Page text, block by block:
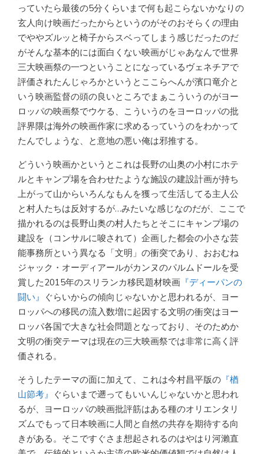
っていたら最後の5分くらいまで何も起こらないかなりの
玄人向け映画だったからというのがそのおそらくの理由
でややズルッと椅子からスベってしまう感じだったのだ
がそんな基本的には面白くない映画がじゃあなんで世界
三大映画祭の一つということになっているヴェネチアで
評価されたんじゃろかというとここらへんが濱口竜介と
いう映画監督の頭の良いところでまぁこういうのがヨー
ロッパの映画祭でウケる、こういうのをヨーロッパの批
評界隈は海外の映画作家に求めるっていうのをわかって
たんでしょうな、と意地の悪い俺は邪推する。
どういう映画かというとこれは長野の山奥の小村にホテ
ルとキャンプ場を合わせたような施設の建設計画が持ち
上がって山からいろんなもんを獲って生活してる主人公
と村人たちは反対するが…みたいな感じなのだが、ここで
描かれるのは長野山奥の村人たちとそこにキャンプ場の
建設を（コンサルに唆されて）企画した都会の小さな芸
能事務所という異なる「文明」の衝突であり、おおむね
ジャック・オーディアールがカンヌのパルムドールを受
賞した2015年のスリランカ移民題材映画 『ディーパンの
闘い』 ぐらいからの傾向じゃないかと思われるが、ヨー
ロッパへの移民の流入数増に起因する文明の衝突はヨー
ロッパ各国で大きな社会問題となっており、そのためか
文明の衝突テーマは現在の三大映画祭では非常に高く評
価される。
そうしたテーマの面に加えて、これは今村昌平版の 『楢
山節考』 ぐらいまで遡ってもいいんじゃないかと思われ
るが、ヨーロッパの映画批評筋はある種のオリエンタリ
ズムでもって日本映画に人間と自然の共存を期待する向
きがある。そこですぐさま想起されるのはやはり河瀨直